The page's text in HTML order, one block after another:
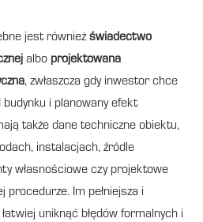
jest również świadectwo
albo projektowana
, zwłaszcza gdy inwestor chce
i planowany efekt
także dane techniczne obiektu,
instalacjach, źródle
własnościowe czy projektowe
procedurze. Im pełniejsza i
uniknąć błędów formalnych i